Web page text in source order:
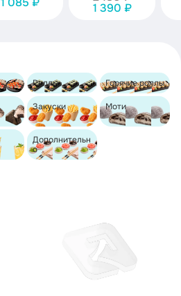
1 390 ₽
Роллы Горячие роллы
Закуски Моти
Дополнительн
о